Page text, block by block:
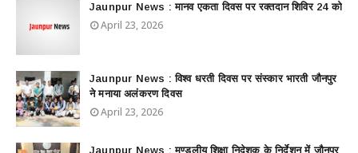
Jaunpur News : ​मानव एकता दिवस पर रक्तदान शिविर 24 को
April 23, 2026
Jaunpur News : विश्व धरती दिवस पर संस्कार भारती जौनपुर
ने मनाया अलंकरण दिवस
April 23, 2026
Jaunpur News : ​मण्डलीय शिक्षा निदेशक के निर्देशन में जौनपुर